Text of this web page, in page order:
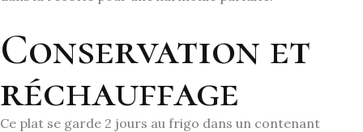
Conservation et
réchauffage
Ce plat se garde 2 jours au frigo dans un contenant